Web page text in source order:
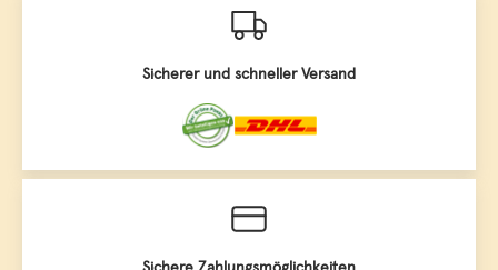
Sicherer und schneller Versand